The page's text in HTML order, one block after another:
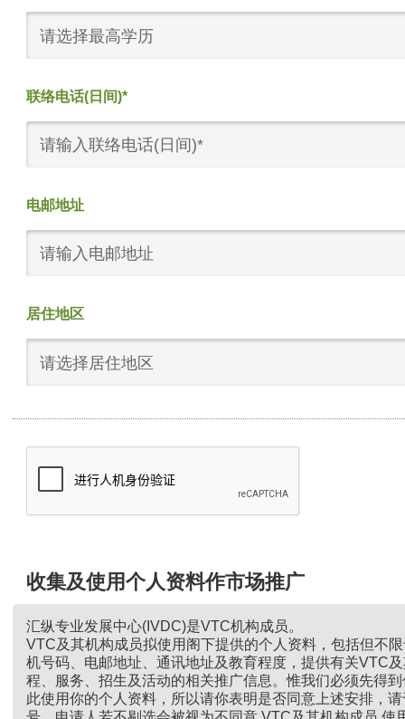
请选择最高学历
联络电话(日间)*
电邮地址
居住地区
请选择居住地区
收集及使用个人资料作市场推广
汇纵专业发展中心(IVDC)是VTC机构成员。
VTC及其机构成员拟使用阁下提供的个人资料，包括但不
机号码、电邮地址、通讯地址及教育程度，提供有关VTC
程、服务、招生及活动的相关推广信息。惟我们必须先得
此使用你的个人资料，所以请你表明是否同意上述安排，